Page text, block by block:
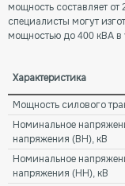
мощность составляет
специалисты могут
мощностью до 400 кВА в
Характеристика
Мощность силового
Номинальное
напряжения (ВН), кВ
Номинальное
напряжения (НН), кВ